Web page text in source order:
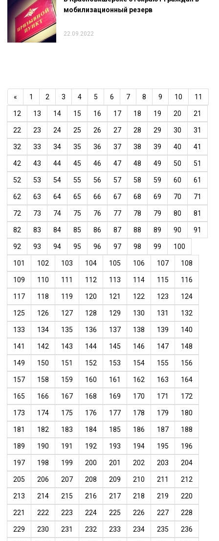
мобилизационный резерв
22.09.2022
« 1 2 3 4 5 6 7 8 9 10 11
12 13 14 15 16 17 18 19 20 21
22 23 24 25 26 27 28 29 30 31
32 33 34 35 36 37 38 39 40 41
42 43 44 45 46 47 48 49 50 51
52 53 54 55 56 57 58 59 60 61
62 63 64 65 66 67 68 69 70 71
72 73 74 75 76 77 78 79 80 81
82 83 84 85 86 87 88 89 90 91
92 93 94 95 96 97 98 99 100
101 102 103 104 105 106 107 108
109 110 111 112 113 114 115 116
117 118 119 120 121 122 123 124
125 126 127 128 129 130 131 132
133 134 135 136 137 138 139 140
141 142 143 144 145 146 147 148
149 150 151 152 153 154 155 156
157 158 159 160 161 162 163 164
165 166 167 168 169 170 171 172
173 174 175 176 177 178 179 180
181 182 183 184 185 186 187 188
189 190 191 192 193 194 195 196
197 198 199 200 201 202 203 204
205 206 207 208 209 210 211 212
213 214 215 216 217 218 219 220
221 222 223 224 225 226 227 228
229 230 231 232 233 234 235 236